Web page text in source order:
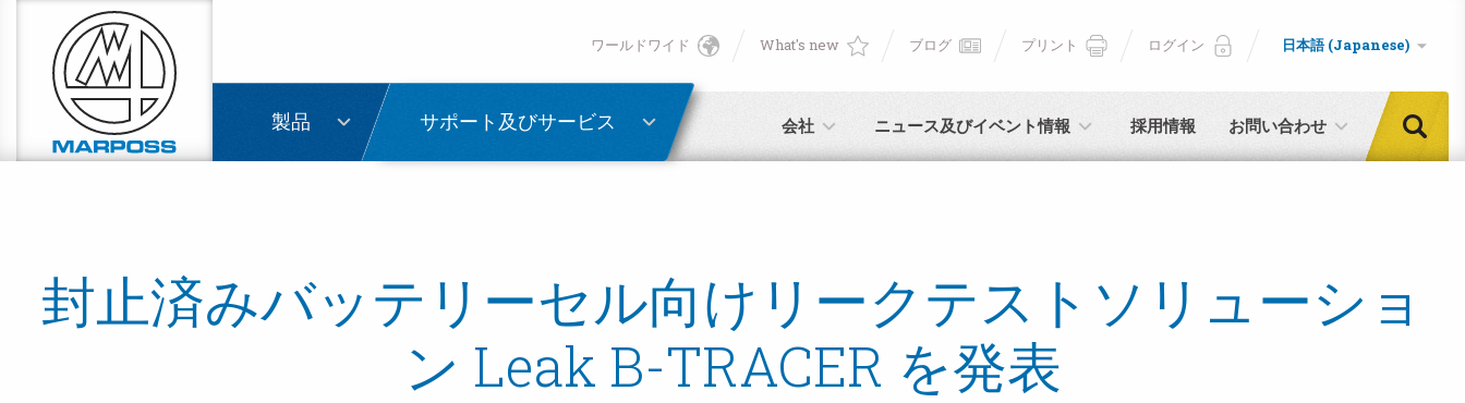
English
Deutsch
Español
日本語 (Japanese)
製品 サポート及びサービス 会社 ニュース及びイベント情報 採用情報 お問い合わせ
ワールドワイド What's new ブログ プリント ログイン 日本語 (Japanese)
封止済みバッテリーセル向けリークテストソリューショ
ン Leak B-TRACER を発表